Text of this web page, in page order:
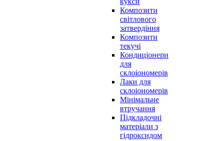
Композити
світлового
затвердіння
Композити
текучі
Кондиціонери
для
склоіономерів
Лаки для
склоіономерів
Мінімальне
втручання
Підкладочні
матеріали з
гідроксидом